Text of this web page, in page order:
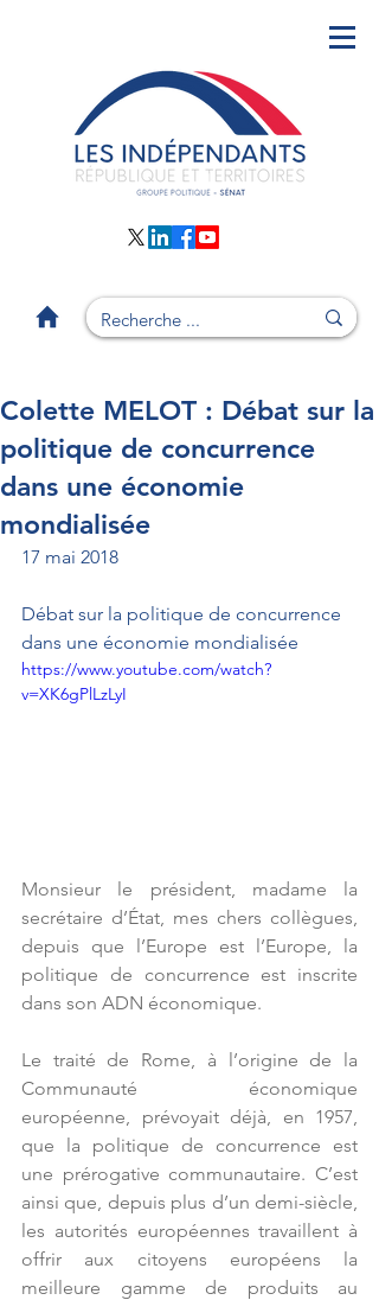
Colette MELOT : Débat sur la
politique de concurrence
dans une économie
mondialisée
17 mai 2018
Débat sur la politique de concurrence
dans une économie mondialisée
https://www.youtube.com/watch?
v=XK6gPlLzLyI
Monsieur le président, madame la
secrétaire d’État, mes chers collègues,
depuis que l’Europe est l’Europe, la
politique de concurrence est inscrite
dans son ADN économique.
Le traité de Rome, à l’origine de la
Communauté économique
européenne, prévoyait déjà, en 1957,
que la politique de concurrence est
une prérogative communautaire. C’est
ainsi que, depuis plus d’un demi-siècle,
les autorités européennes travaillent à
offrir aux citoyens européens la
meilleure gamme de produits au